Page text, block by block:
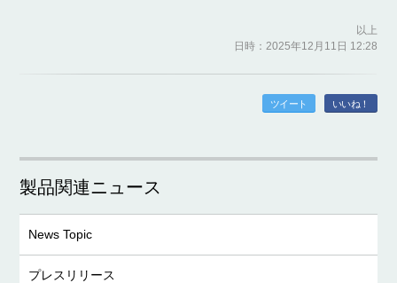
以上
日時：2025年12月11日 12:28
ツイート いいね！
製品関連ニュース
News Topic
プレスリリース